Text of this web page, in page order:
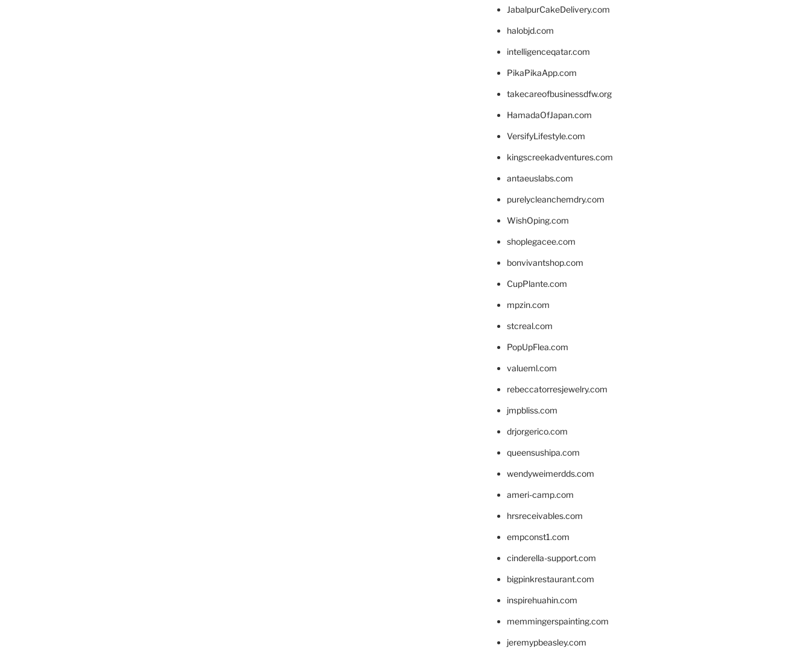
JabalpurCakeDelivery.com
halobjd.com
intelligenceqatar.com
PikaPikaApp.com
takecareofbusinessdfw.org
HamadaOfJapan.com
VersifyLifestyle.com
kingscreekadventures.com
antaeuslabs.com
purelycleanchemdry.com
WishOping.com
shoplegacee.com
bonvivantshop.com
CupPlante.com
mpzin.com
stcreal.com
PopUpFlea.com
valueml.com
rebeccatorresjewelry.com
jmpbliss.com
drjorgerico.com
queensushipa.com
wendyweimerdds.com
ameri-camp.com
hrsreceivables.com
empconst1.com
cinderella-support.com
bigpinkrestaurant.com
inspirehuahin.com
memmingerspainting.com
jeremypbeasley.com